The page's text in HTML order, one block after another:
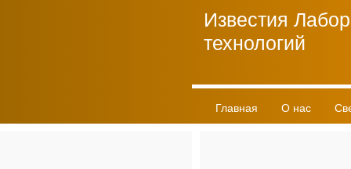
Известия
технологий
Главная О нас